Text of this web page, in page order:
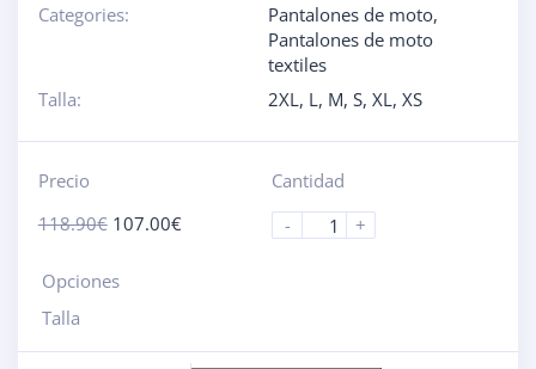
Categories:
Pantalones de moto,
Pantalones de moto
textiles
Talla:
2XL, L, M, S, XL, XS
Precio
118.90€ 107.00€
Cantidad
-
+
Opciones
Talla